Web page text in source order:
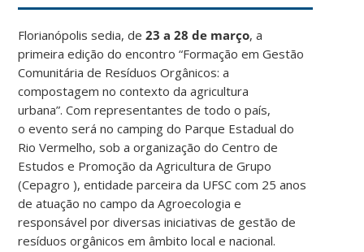
Florianópolis sedia, de23 a 28 de março, a
primeira edição do encontro “Formação em Gestão
Comunitária de Resíduos Orgânicos: a
compostagem no contexto da agricultura
urbana”. Com representantes de todo o país,
o evento será no camping do Parque Estadual do
Rio Vermelho, sob a organização do Centro de
Estudos e Promoção da Agricultura de Grupo
(Cepagro ), entidade parceira da UFSC com 25 anos
de atuação no campo da Agroecologia e
responsável por diversas iniciativas de gestão de
resíduos orgânicos em âmbito local e nacional.